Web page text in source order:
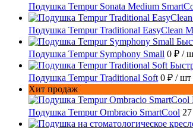
Подушка Tempur Sonata Medium
Подушка Tempur Traditional EasyClean
Подушка Tempur Symphony Small 0 ₽ /
Подушка Tempur Traditional Soft 0 ₽ / шт
Хит продаж
Подушка Tempur Ombracio SmartCool